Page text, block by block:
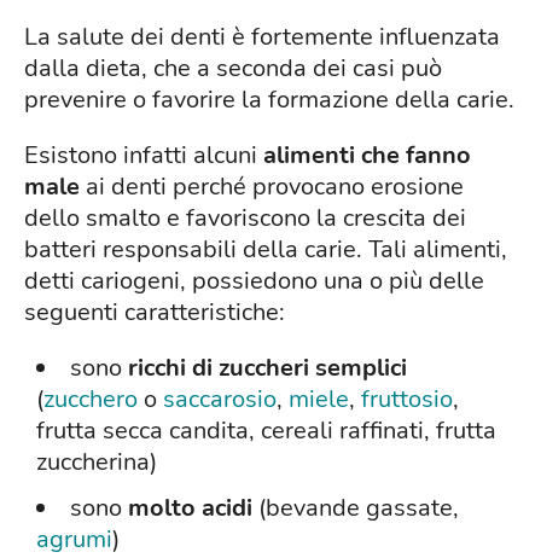
La salute dei denti è fortemente influenzata
dalla dieta, che a seconda dei casi può
prevenire o favorire la formazione della carie.
Esistono infatti alcuni alimenti che fanno
male ai denti perché provocano erosione
dello smalto e favoriscono la crescita dei
batteri responsabili della carie. Tali alimenti,
detti cariogeni, possiedono una o più delle
seguenti caratteristiche:
sono ricchi di zuccheri semplici
(zucchero o saccarosio, miele, fruttosio,
frutta secca candita, cereali raffinati, frutta
zuccherina)
sono molto acidi (bevande gassate,
agrumi)